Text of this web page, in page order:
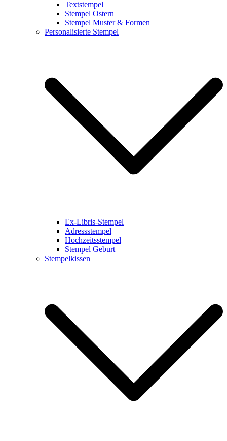
Textstempel
Stempel Ostern
Stempel Muster & Formen
Personalisierte Stempel
Ex-Libris-Stempel
Adressstempel
Hochzeitsstempel
Stempel Geburt
Stempelkissen